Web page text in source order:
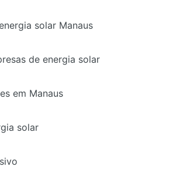
solar Manaus
de energia solar
em Manaus
solar